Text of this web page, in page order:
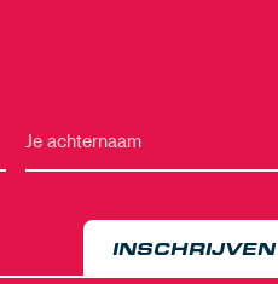
INSCHRIJVEN